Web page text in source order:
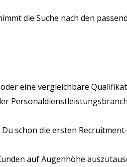
die Suche nach den
eine vergleichbare
schon die ersten
auf Augenhöhe